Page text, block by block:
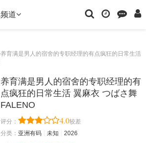
频道
养育满是男人的宿舍的专职经理的有点疯狂的日常生活
养育满是男人的宿舍的专职经理的有
点疯狂的日常生活 翼麻衣 つばさ舞
FALENO
评分： 4.0较差
分类： 亚洲有码 未知
2026